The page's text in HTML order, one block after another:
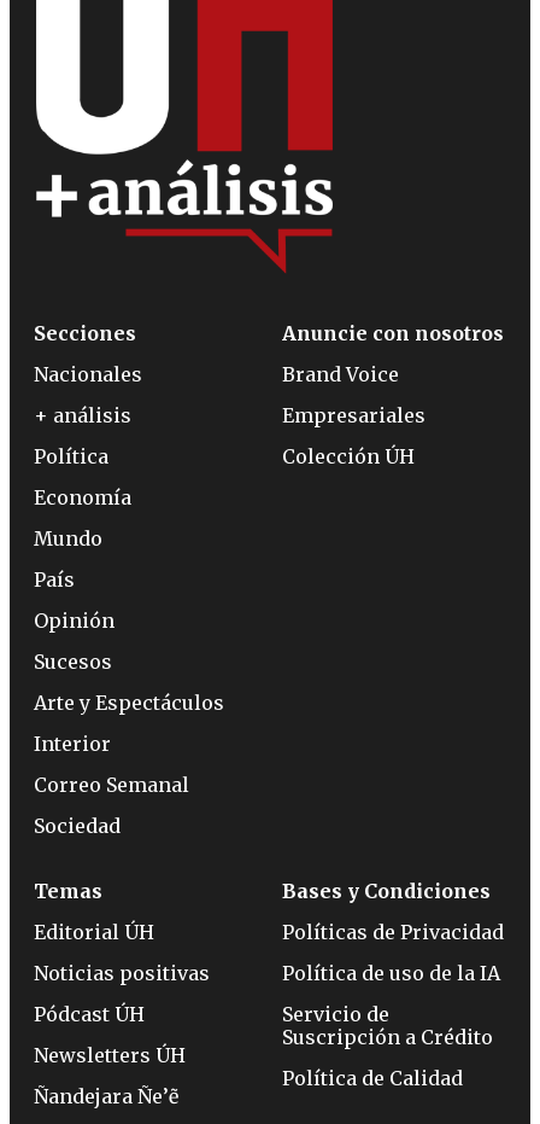
Secciones
Nacionales
+ análisis
Política
Economía
Mundo
País
Opinión
Sucesos
Arte y Espectáculos
Interior
Correo Semanal
Sociedad
Anuncie con nosotros
Brand Voice
Empresariales
Colección ÚH
Temas
Editorial ÚH
Noticias positivas
Pódcast ÚH
Newsletters ÚH
Ñandejara Ñe’ẽ
Bases y Condiciones
Políticas de Privacidad
Política de uso de la IA
Servicio de
Suscripción a Crédito
Política de Calidad